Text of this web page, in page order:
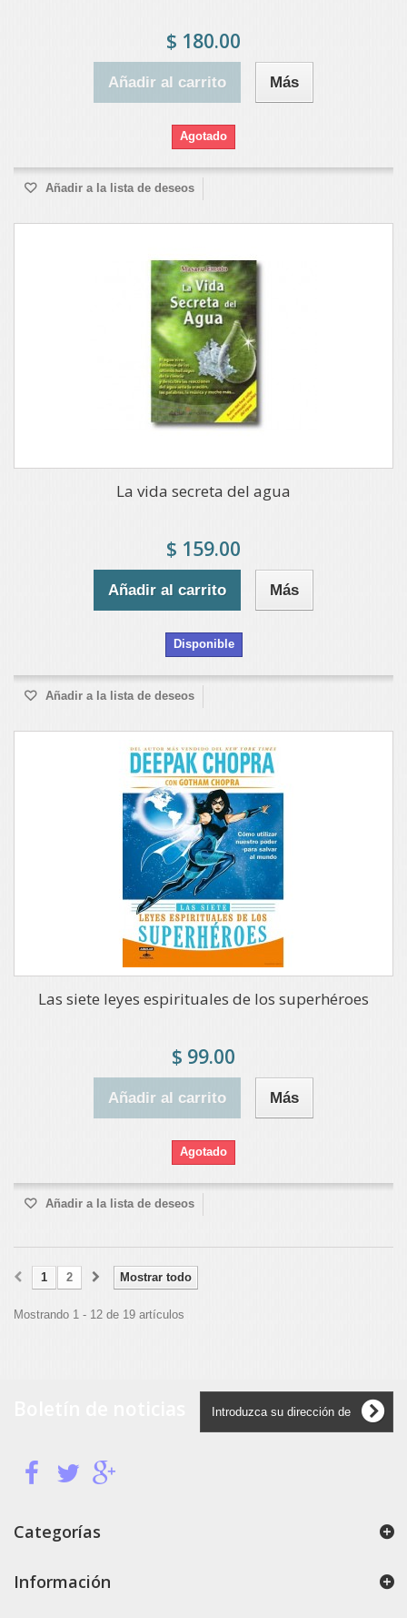
$ 180.00
Añadir al carrito Más
Agotado
Añadir a la lista de deseos
La vida secreta del agua
$ 159.00
Añadir al carrito Más
Disponible
Añadir a la lista de deseos
Las siete leyes espirituales de los superhéroes
$ 99.00
Añadir al carrito Más
Agotado
Añadir a la lista de deseos
Mostrar todo
1 2
Mostrando 1 - 12 de 19 artículos
Categorías
Información